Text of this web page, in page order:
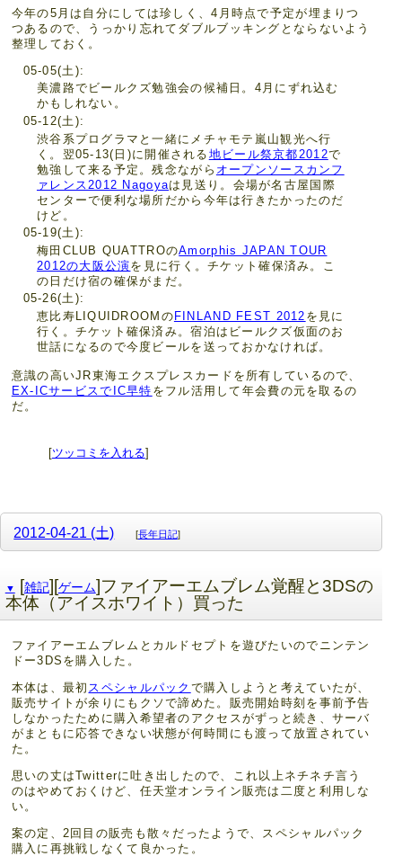
今年の5月は自分にしては珍しく、4月時点で予定が埋まりつ
つあるので、うっかり忘れてダブルブッキングとならないよう
整理しておく。
05-05(土)
美濃路でビールクズ勉強会の候補日。4月にずれ込む
かもしれない。
05-12(土)
渋谷系プログラマと一緒にメチャモテ嵐山観光へ行
く。翌05-13(日)に開催される 地ビール祭京都2012で
勉強して来る予定。残念ながら オープンソースカンフ
ァレンス2012 Nagoyaは見送り。会場が名古屋国際
センターで便利な場所だから今年は行きたかったのだ
けど。
05-19(土)
梅田CLUB QUATTROのAmorphis JAPAN TOUR
2012の大阪公演を見に行く。チケット確保済み。こ
の日だけ宿の確保がまだ。
05-26(土)
恵比寿LIQUIDROOMの FINLAND FEST 2012 を見に
行く。チケット確保済み。宿泊はビールクズ仮面のお
世話になるので今度ビールを送っておかなければ。
意識の高いJR東海エクスプレスカードを所有しているので、
EX-ICサービスでIC早特 をフル活用して年会費の元を取るの
だ。
[ツッコミを入れる]
2012-04-21 (土) [長年日記]
▼ [雑記][ゲーム]ファイアーエムブレム覚醒と3DSの
本体（アイスホワイト）買った
ファイアーエムブレムとカルドセプトを遊びたいのでニンテン
ドー3DSを購入した。
本体は、最初 スペシャルパック で購入しようと考えていたが、
販売サイトが余りにもクソで諦めた。販売開始時刻を事前予告
しなかったために購入希望者のアクセスがずっと続き、サーバ
がまともに応答できない状態が何時間にも渡って放置されてい
た。
思いの丈はTwitterに吐き出したので、これ以上ネチネチ言う
のはやめておくけど、任天堂オンライン販売は二度と利用しな
い。
案の定、2回目の販売も散々だったようで、スペシャルパック
購入に再挑戦しなくて良かった。